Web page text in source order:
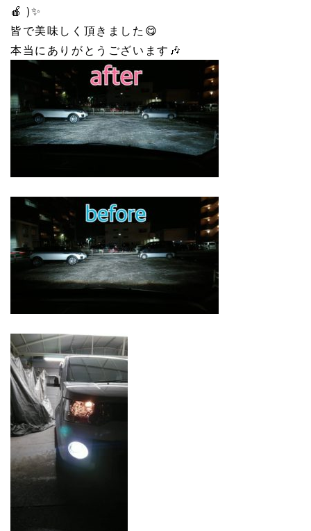
🍎 )✨
皆で美味しく頂きました😋
本当にありがとうございます🎶